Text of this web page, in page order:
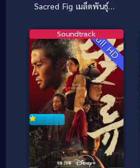
Sacred Fig เมล็ดพันธุ์คน
Full HD
Soundtrack